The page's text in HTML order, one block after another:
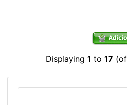
Displaying 1 to 17 (of